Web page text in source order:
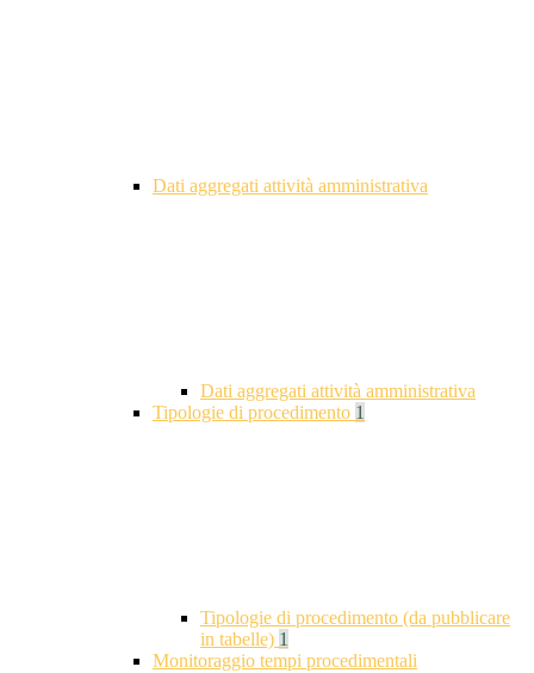
Dati aggregati attività amministrativa
Dati aggregati attività amministrativa
Tipologie di procedimento 1
Tipologie di procedimento (da pubblicare
in tabelle) 1
Monitoraggio tempi procedimentali